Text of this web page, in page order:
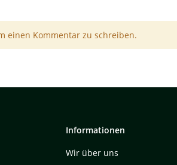
einen Kommentar zu schreiben.
Informationen
Wir über uns